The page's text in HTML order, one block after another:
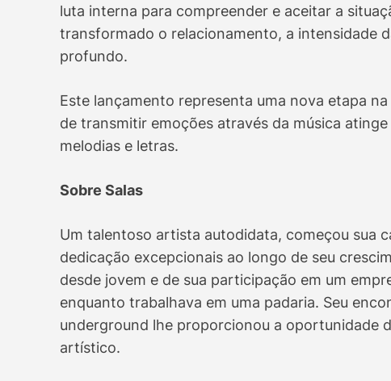
luta interna para compreender e aceitar a
transformado o relacionamento, a intensidade
profundo.
Este lançamento representa uma nova etapa
de transmitir emoções através da música
melodias e letras.
Sobre Salas
Um talentoso artista autodidata, começou sua
dedicação excepcionais ao longo de seu
desde jovem e de sua participação em um
enquanto trabalhava em uma padaria. Seu
underground lhe proporcionou a oportunidade
artístico.